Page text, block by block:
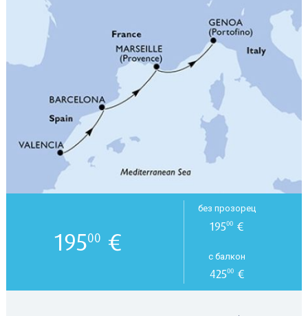
19500 €
без прозорец
19500 €
с балкон
42500€